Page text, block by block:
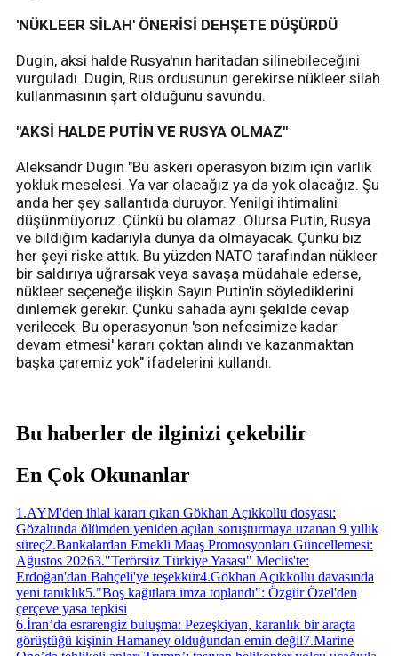
'NÜKLEER SİLAH' ÖNERİSİ DEHŞETE DÜŞÜRDÜ
Dugin, aksi halde Rusya'nın haritadan silinebileceğini
vurguladı. Dugin, Rus ordusunun gerekirse nükleer silah
kullanmasının şart olduğunu savundu.
"AKSİ HALDE PUTİN VE RUSYA OLMAZ"
Aleksandr Dugin "Bu askeri operasyon bizim için varlık
yokluk meselesi. Ya var olacağız ya da yok olacağız. Şu
anda her şey sallantıda duruyor. Yenilgi ihtimalini
düşünmüyoruz. Çünkü bu olamaz. Olursa Putin, Rusya
ve bildiğim kadarıyla dünya da olmayacak. Çünkü biz
her şeyi riske attık. Bu yüzden NATO tarafından nükleer
bir saldırıya uğrarsak veya savaşa müdahale ederse,
nükleer seçeneğe ilişkin Sayın Putin'in söylediklerini
dinlemek gerekir. Çünkü sahada aynı şekilde cevap
verilecek. Bu operasyonun 'son nefesimize kadar
devam etmesi' kararı çoktan alındı ve kazanmaktan
başka çaremiz yok" ifadelerini kullandı.
Bu haberler de ilginizi çekebilir
En Çok Okunanlar
1 .AYM'den ihlal kararı çıkan Gökhan Açıkkollu dosyası:
Gözaltında ölümden yeniden açılan soruşturmaya uzanan 9 yıllık
süreç2.Bankalardan Emekli Maaş Promosyonları Güncellemesi:
Ağustos 20263."Terörsüz Türkiye Yasası" Meclis'te:
Erdoğan'dan Bahçeli'ye teşekkür4.Gökhan Açıkkollu davasında
yeni tanıklık5."Boş kağıtlara imza toplandı": Özgür Özel'den
çerçeve yasa tepkisi
6.İran’da esrarengiz buluşma: Pezeşkiyan, karanlık bir araçta
görüştüğü kişinin Hamaney olduğundan emin değil7.Marine